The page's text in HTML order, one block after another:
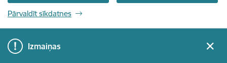
Pārvaldīt sīkdatnes
Izmaiņas